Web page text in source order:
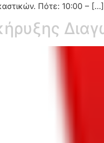
Πότε: 10:00 – […]